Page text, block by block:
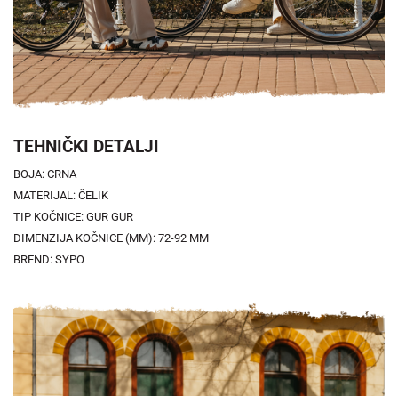
TEHNIČKI DETALJI
BOJA: CRNA
MATERIJAL: ČELIK
TIP KOČNICE: GUR GUR
DIMENZIJA KOČNICE (MM): 72-92 MM
BREND: SYPO